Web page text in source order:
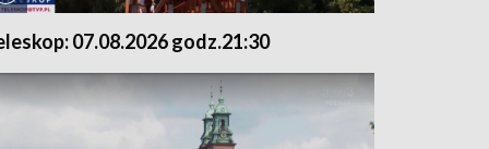
07.08.2026 godz.21:30